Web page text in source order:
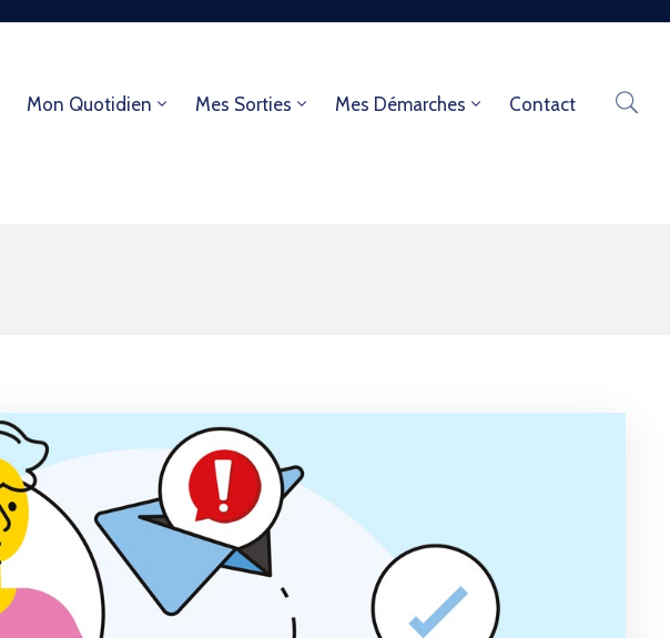
Mon Quotidien Mes Sorties Mes Démarches Contact